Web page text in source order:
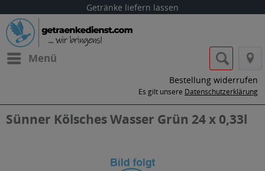
Getränke liefern lassen
Menü
Bestellung widerrufen
Es gilt unsere Datenschutzerklärung
Sünner Kölsches Wasser Grün 24 x 0,33l